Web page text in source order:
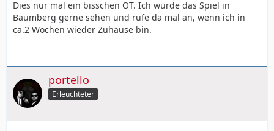
Dies nur mal ein bisschen OT. Ich würde das Spiel in
Baumberg gerne sehen und rufe da mal an, wenn ich in
ca.2 Wochen wieder Zuhause bin.
portello
Erleuchteter